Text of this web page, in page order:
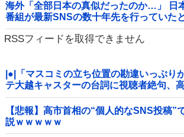
海外「全部日本の真似だったのか…」 日
番組が最新SNSの数十年先を行っていた
RSSフィードを取得できません
|●|「マスコミの立ち位置の勘違いっぷり
テ大越キャスターの台詞に視聴者絶句、
同列視させようという思惑がひしひしと
【悲報】高市首相の“個人的なSNS投稿”
説ｗｗｗｗｗ